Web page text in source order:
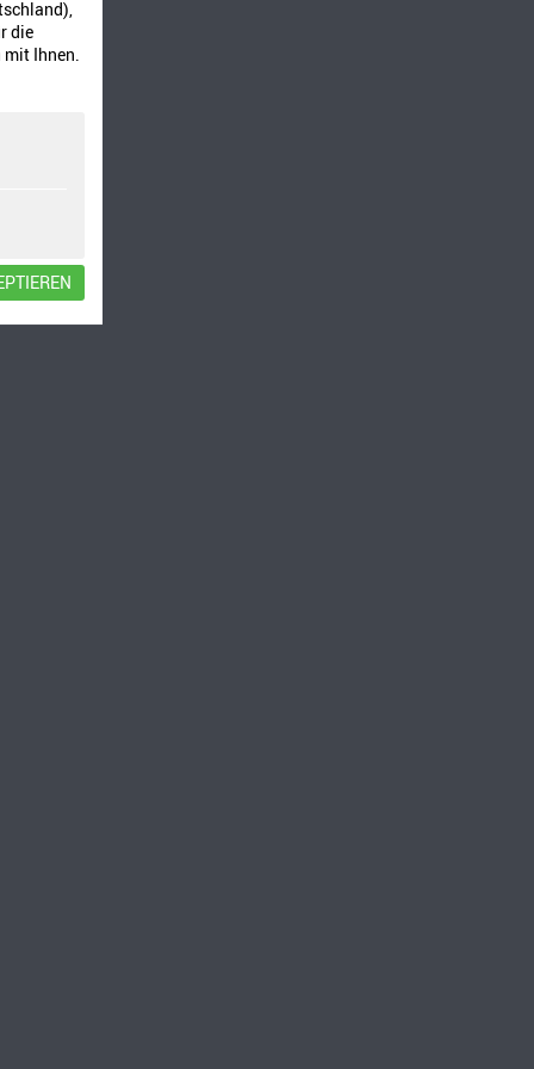
die
mit Ihnen.